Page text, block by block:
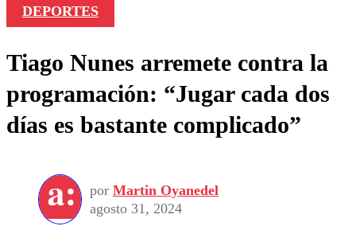
DEPORTES
Tiago Nunes arremete contra la
programación: “Jugar cada dos
días es bastante complicado”
por Martin Oyanedel
agosto 31, 2024